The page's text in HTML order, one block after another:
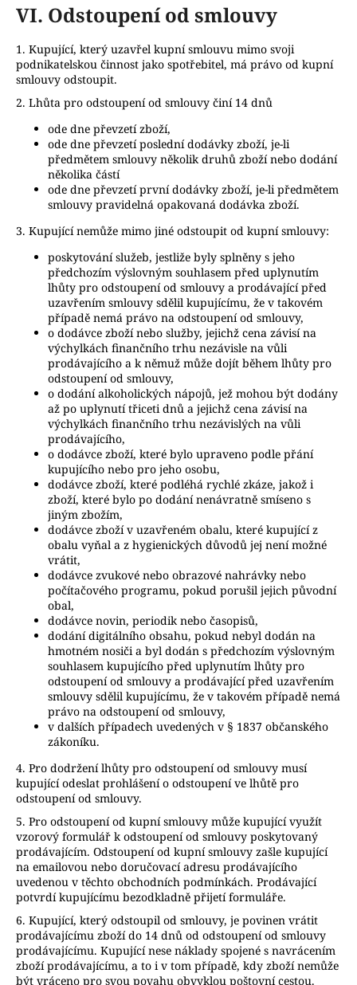
VI. Odstoupení od smlouvy
1. Kupující, který uzavřel kupní smlouvu mimo svoji
podnikatelskou činnost jako spotřebitel, má právo od kupní
smlouvy odstoupit.
2. Lhůta pro odstoupení od smlouvy činí 14 dnů
ode dne převzetí zboží,
ode dne převzetí poslední dodávky zboží, je-li
předmětem smlouvy několik druhů zboží nebo dodání
několika částí
ode dne převzetí první dodávky zboží, je-li předmětem
smlouvy pravidelná opakovaná dodávka zboží.
3. Kupující nemůže mimo jiné odstoupit od kupní smlouvy:
poskytování služeb, jestliže byly splněny s jeho
předchozím výslovným souhlasem před uplynutím
lhůty pro odstoupení od smlouvy a prodávající před
uzavřením smlouvy sdělil kupujícímu, že v takovém
případě nemá právo na odstoupení od smlouvy,
o dodávce zboží nebo služby, jejichž cena závisí na
výchylkách finančního trhu nezávisle na vůli
prodávajícího a k němuž může dojít během lhůty pro
odstoupení od smlouvy,
o dodání alkoholických nápojů, jež mohou být dodány
až po uplynutí třiceti dnů a jejichž cena závisí na
výchylkách finančního trhu nezávislých na vůli
prodávajícího,
o dodávce zboží, které bylo upraveno podle přání
kupujícího nebo pro jeho osobu,
dodávce zboží, které podléhá rychlé zkáze, jakož i
zboží, které bylo po dodání nenávratně smíseno s
jiným zbožím,
dodávce zboží v uzavřeném obalu, které kupující z
obalu vyňal a z hygienických důvodů jej není možné
vrátit,
dodávce zvukové nebo obrazové nahrávky nebo
počítačového programu, pokud porušil jejich původní
obal,
dodávce novin, periodik nebo časopisů,
dodání digitálního obsahu, pokud nebyl dodán na
hmotném nosiči a byl dodán s předchozím výslovným
souhlasem kupujícího před uplynutím lhůty pro
odstoupení od smlouvy a prodávající před uzavřením
smlouvy sdělil kupujícímu, že v takovém případě nemá
právo na odstoupení od smlouvy,
v dalších případech uvedených v § 1837 občanského
zákoníku.
4. Pro dodržení lhůty pro odstoupení od smlouvy musí
kupující odeslat prohlášení o odstoupení ve lhůtě pro
odstoupení od smlouvy.
5. Pro odstoupení od kupní smlouvy může kupující využít
vzorový formulář k odstoupení od smlouvy poskytovaný
prodávajícím. Odstoupení od kupní smlouvy zašle kupující
na emailovou nebo doručovací adresu prodávajícího
uvedenou v těchto obchodních podmínkách. Prodávající
potvrdí kupujícímu bezodkladně přijetí formuláře.
6. Kupující, který odstoupil od smlouvy, je povinen vrátit
prodávajícímu zboží do 14 dnů od odstoupení od smlouvy
prodávajícímu. Kupující nese náklady spojené s navrácením
zboží prodávajícímu, a to i v tom případě, kdy zboží nemůže
být vráceno pro svou povahu obvyklou poštovní cestou.